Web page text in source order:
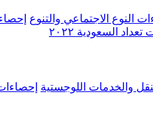
النوع الاجتماعي والتنوع
السعودية ٢٠٢٢
والخدمات اللوجستية